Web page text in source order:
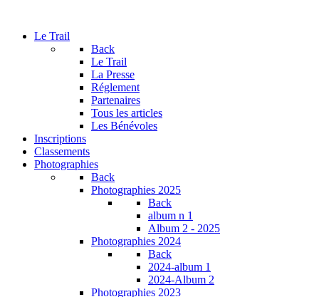
Le Trail
Back
Le Trail
La Presse
Réglement
Partenaires
Tous les articles
Les Bénévoles
Inscriptions
Classements
Photographies
Back
Photographies 2025
Back
album n 1
Album 2 - 2025
Photographies 2024
Back
2024-album 1
2024-Album 2
Photographies 2023